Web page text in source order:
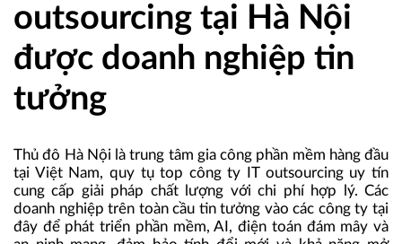
outsourcing tại Hà Nội
được doanh nghiệp tin
tưởng
Thủ đô Hà Nội là trung tâm gia công phần mềm hàng đầu
tại Việt Nam, quy tụ top công ty IT outsourcing uy tín
cung cấp giải pháp chất lượng với chi phí hợp lý. Các
doanh nghiệp trên toàn cầu tin tưởng vào các công ty tại
đây để phát triển phần mềm, AI, điện toán đám mây và